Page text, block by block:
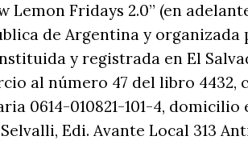
Lemon Fridays 2.0” (en
de Argentina y
y registrada en El
al número 47 del libro 4432,
0614-010821-101-4, domicilio
Edi. Avante Local 313